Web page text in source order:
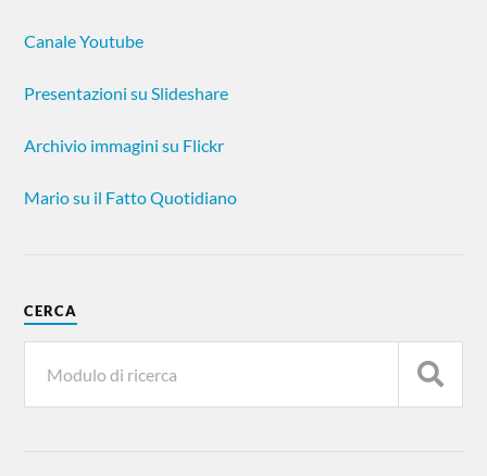
Canale Youtube
Presentazioni su Slideshare
Archivio immagini su Flickr
Mario su il Fatto Quotidiano
CERCA